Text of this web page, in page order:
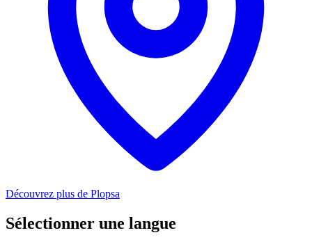
Découvrez plus de Plopsa
Sélectionner une langue